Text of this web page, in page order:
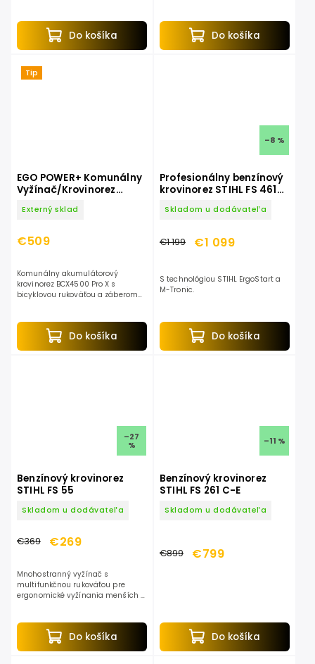
Do košíka Do košíka
Tip
EGO POWER+ Komunálny
Vyžínač/Krovinorez
Externý sklad
€509
Do košíka
Komunálny akumulátorový
krovinorez BCX4500 Pro X s
bicyklovou rukoväťou a záberom
modely. Poháňaný je špičkovou...
–8 %
Profesionálny benzínový
krovinorez STIHL FS 461
Skladom u dodávateľa
€1 199 €1 099
Do košíka
S technológiou STIHL ErgoStart a
M-Tronic.
–27
%
Benzínový krovinorez
STIHL FS 55
Skladom u dodávateľa
€369 €269
Do košíka
Mnohostranný vyžínač s
multifunkčnou rukoväťou pre
ergonomické vyžínania menších a
dokončovacie práce na
súkromných...
–11 %
Benzínový krovinorez
STIHL FS 261 C-E
Skladom u dodávateľa
€899 €799
Do košíka